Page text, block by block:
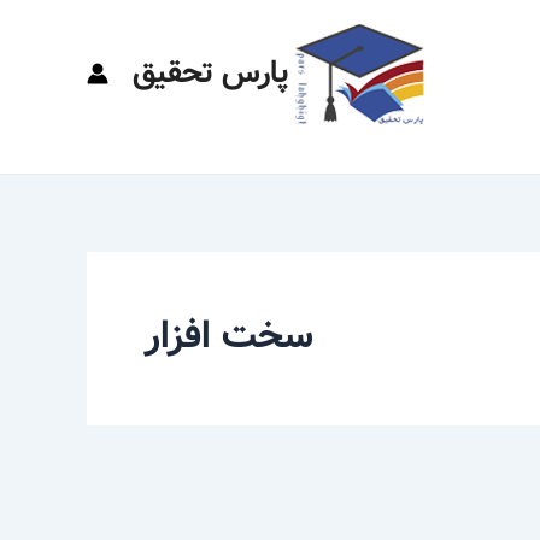
پارس تحقیق
سخت افزار